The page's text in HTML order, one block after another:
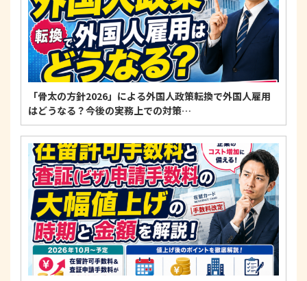
「骨太の方針2026」による外国人政策転換で外国人雇用
はどうなる？今後の実務上での対策…